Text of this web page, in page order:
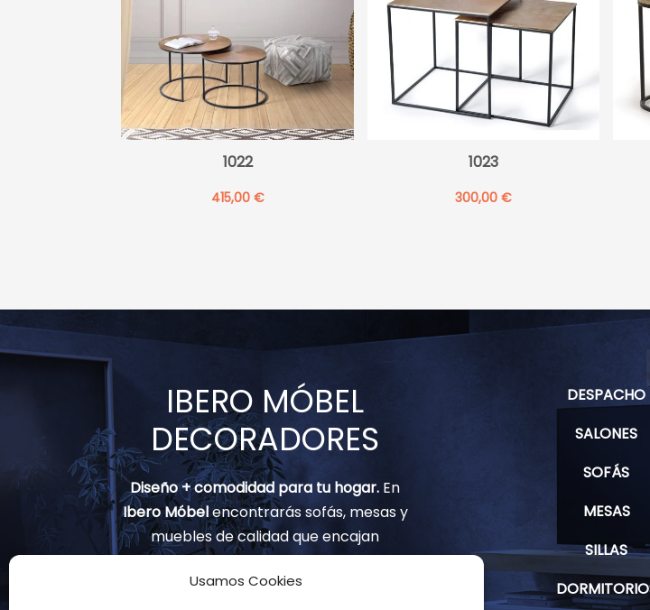
Usamos Cookies
1022
415,00 €
1023
300,00€
IBERO MÓBEL
DECORADORES
Diseño + comodidad para tu hogar. En
Ibero Móbelencontrarás sofás, mesas y
muebles de calidad que encajan
contigo.
DESPACHO
SALONES
SOFÁS
MESAS
SILLAS